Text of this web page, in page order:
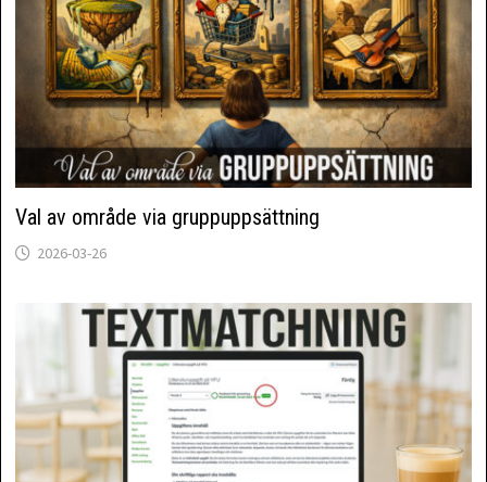
Val av område via gruppuppsättning
2026-03-26